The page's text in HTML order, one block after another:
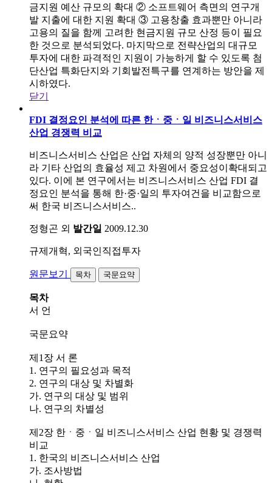
금지원 예산 규모의 확대 ② 소프트웨어 측면의 연구개
발 지출에 대한 지원 확대 ③ 고용창출 효과뿐만 아니라
고용의 질을 함께 고려한 현금지원 규모 산정 등이 필요
한 것으로 분석되었다. 마지막으로 전략산업의 대규모
투자에 대한 파격적인 지원이 가능하게 할 수 있도록 첨
단산업 특화단지와 기회발전특구를 연계하는 방안을 제
시하였다.
닫기
FDI 결정요인 분석에 따른 한ㆍ중ㆍ일 비즈니스서비스
산업 경쟁력 비교
비즈니스서비스 산업은 산업 자체의 양적 성장뿐만 아니
라 기타 산업의 효율성 제고 차원에서 중요성이확대되고
있다. 이에 본 연구에서는 비즈니스서비스 산업 FDI 결
정요인 분석을 통해 한·중·일의 투자여건을 비교함으로
써 한국 비즈니스서비스..
정형곤 외 발간일 2009.12.30
규제개혁, 외국인직접투자
원문보기 목차 국문요약
목차
서 언
국문요약
제1장 서 론
1. 연구의 필요성과 목적
2. 연구의 대상 및 차별화
가. 연구의 대상 및 범위
나. 연구의 차별성
제2장 한ㆍ중ㆍ일 비즈니스서비스 산업 현황 및 경쟁력
비교
1. 한국의 비즈니스서비스 산업
가. 조사방법